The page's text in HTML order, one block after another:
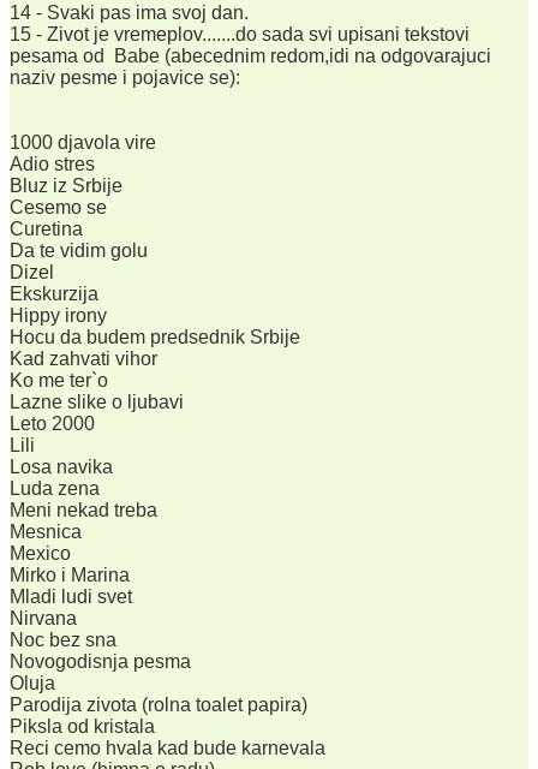
14 - Svaki pas ima svoj dan.
15 - Zivot je vremeplov.......do sada svi upisani tekstovi
pesama od Babe (abecednim redom,idi na odgovarajuci
naziv pesme i pojavice se):
1000 djavola vire
Adio stres
Bluz iz Srbije
Cesemo se
Curetina
Da te vidim golu
Dizel
Ekskurzija
Hippy irony
Hocu da budem predsednik Srbije
Kad zahvati vihor
Ko me ter`o
Lazne slike o ljubavi
Leto 2000
Lili
Losa navika
Luda zena
Meni nekad treba
Mesnica
Mexico
Mirko i Marina
Mladi ludi svet
Nirvana
Noc bez sna
Novogodisnja pesma
Oluja
Parodija zivota (rolna toalet papira)
Piksla od kristala
Reci cemo hvala kad bude karnevala